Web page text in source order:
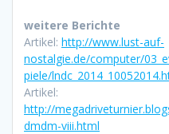
weitere Berichte
Artikel: http://www.lust-auf-
nostalgie.de/computer/
piele/
Artikel:
http://
dmdm-viii.html